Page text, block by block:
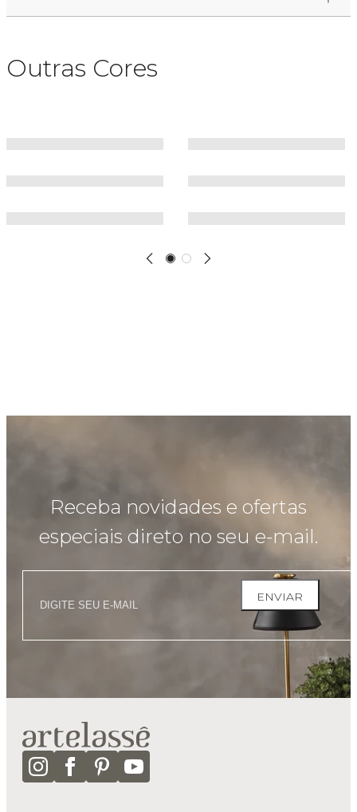
Outras Cores
Receba novidades e ofertas
especiais direto no seu e-mail.
ENVIAR